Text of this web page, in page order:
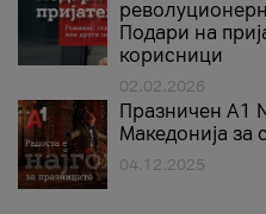
Подари на
корисници
02.02.2026
Празничен A1
Македонија за
04.12.2025